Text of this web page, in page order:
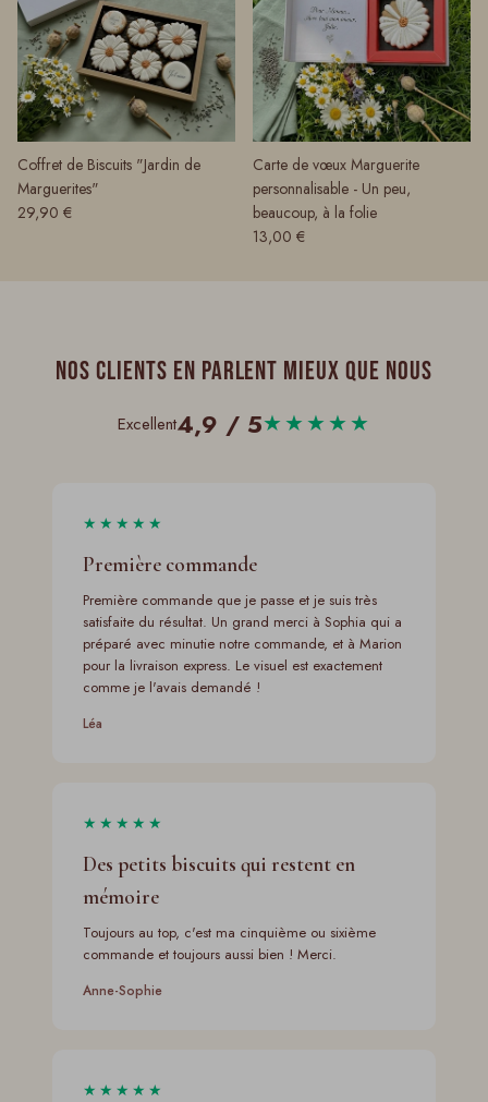
Coffret de Biscuits "Jardin de
Marguerites"
Prix habituel
29,90 €
Carte de vœux Marguerite
personnalisable - Un peu,
beaucoup, à la folie
Prix habituel
13,00 €
Nos clients en parlent mieux que nous
Excellent4,9 / 5★★★★★
★★★★★
Première commande
Première commande que je passe et je suis très
satisfaite du résultat. Un grand merci à Sophia qui a
préparé avec minutie notre commande, et à Marion
pour la livraison express. Le visuel est exactement
comme je l'avais demandé !
Léa
★★★★★
Des petits biscuits qui restent en
mémoire
Toujours au top, c'est ma cinquième ou sixième
commande et toujours aussi bien ! Merci.
Anne-Sophie
★★★★★